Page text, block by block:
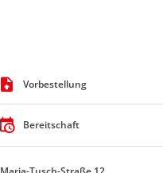
Vorbestellung
Bereitschaft